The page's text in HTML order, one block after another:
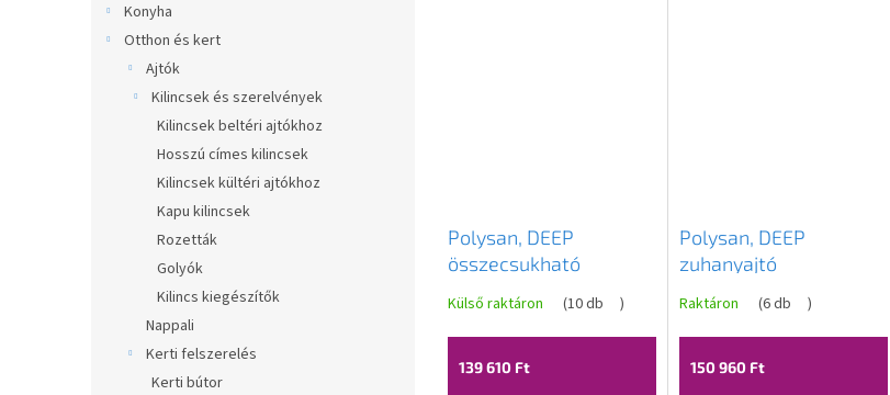
Konyha
Otthon és kert
Ajtók
Kilincsek és szerelvények
Kilincsek beltéri ajtókhoz
Hosszú címes kilincsek
Kilincsek kültéri ajtókhoz
Kapu kilincsek
Rozetták
Golyók
Kilincs kiegészítők
Nappali
Kerti felszerelés
Kerti bútor
Polysan, DEEP
összecsukható
1000x1650mm,
átlátszó üveg, MD1910
Külső raktáron (10 db )
139 610 Ft
Polysan, DEEP
zuhanyajtó
átlátszó üveg, MD1616
Raktáron (6 db )
150 960 Ft